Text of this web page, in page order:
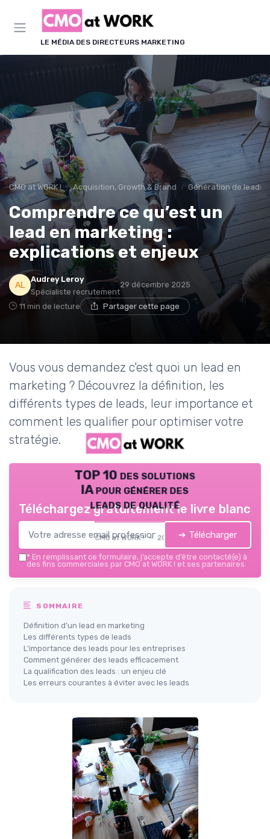
LE MÉDIA DES DIRECTEURS MARKETING
CMO at WORK ! Acquisition, Growth & Brand Génération de leads
Comprendre ce qu’est un
lead en marketing :
explications et enjeux
Audrey Leroy
Spécialiste recrutement
29 décembre 2025
11 min de lecture Partager cette page
Vous vous demandez c’est quoi un lead en
marketing ? Découvrez la définition, les
différents types de leads, leur importance et
comment les qualifier pour optimiser votre
stratégie.
TOP 10 des solutions
IA pour générer des
leads de qualité
CMO at WORK ! — 2026
Téléchargez gratuitement le livre blanc
➔ Télécharger
* En remplissant ce formulaire, j’accepte d’être contacté(e) à
des fins commerciales par CMO at WORK ! et ses partenaires.
SOMMAIRE
Définition d’un lead en marketing
Les différents types de leads
L’importance des leads pour les entreprises
Comment générer des leads efficacement
La qualification des leads : un enjeu clé
Les erreurs courantes à éviter avec les leads
Panneau de gestion des cookies